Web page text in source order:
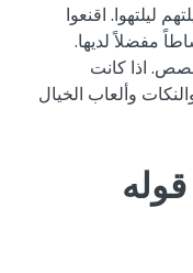
ليلتهوا. اقنعوا
مفضلاً لديها.
اذا كانت
وألعاب الخيال